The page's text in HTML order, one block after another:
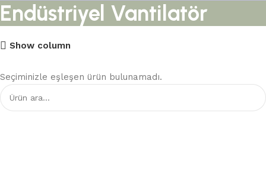
Endüstriyel Vantilatör
Show column
Seçiminizle eşleşen ürün bulunamadı.